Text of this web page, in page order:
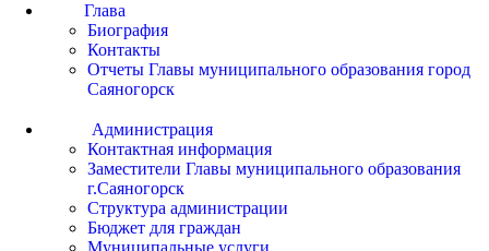
Глава
Биография
Контакты
Отчеты Главы муниципального образования город
Саяногорск
Администрация
Контактная информация
Заместители Главы муниципального образования
г.Саяногорск
Структура администрации
Бюджет для граждан